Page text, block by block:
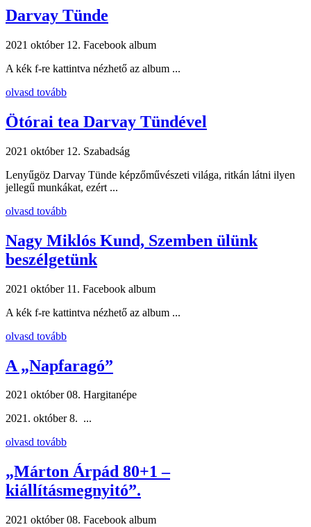
Darvay Tünde
2021 október 12. Facebook album
A kék f-re kattintva nézhető az album ...
olvasd tovább
Ötórai tea Darvay Tündével
2021 október 12. Szabadság
Lenyűgöz Darvay Tünde képzőművészeti világa, ritkán látni ilyen
jellegű munkákat, ezért ...
olvasd tovább
Nagy Miklós Kund, Szemben ülünk
beszélgetünk
2021 október 11. Facebook album
A kék f-re kattintva nézhető az album ...
olvasd tovább
A „Napfaragó”
2021 október 08. Hargitanépe
2021. október 8. ...
olvasd tovább
„Márton Árpád 80+1 –
kiállításmegnyitó”.
2021 október 08. Facebook album